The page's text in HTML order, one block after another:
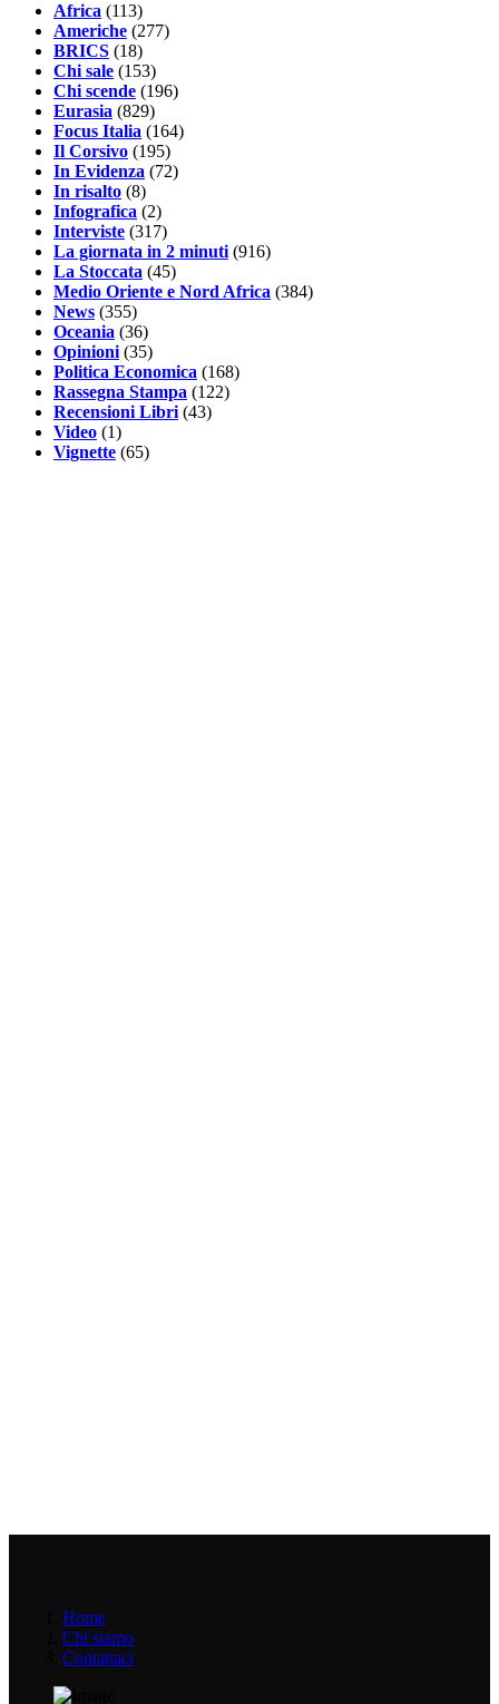
Africa (113)
Americhe (277)
BRICS (18)
Chi sale (153)
Chi scende (196)
Eurasia (829)
Focus Italia (164)
Il Corsivo (195)
In Evidenza (72)
In risalto (8)
Infografica (2)
Interviste (317)
La giornata in 2 minuti (916)
La Stoccata (45)
Medio Oriente e Nord Africa (384)
News (355)
Oceania (36)
Opinioni (35)
Politica Economica (168)
Rassegna Stampa (122)
Recensioni Libri (43)
Video (1)
Vignette (65)
Home
Chi siamo
Contattaci